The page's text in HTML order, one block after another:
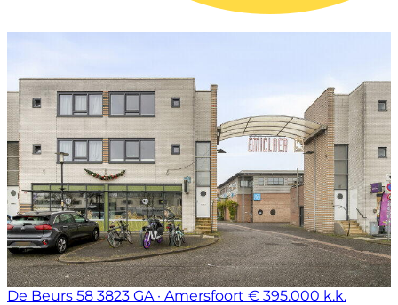
De Beurs 58 3823 GA · Amersfoort € 395.000 k.k.